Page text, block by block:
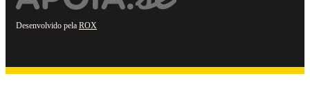
Desenvolvido pela ROX